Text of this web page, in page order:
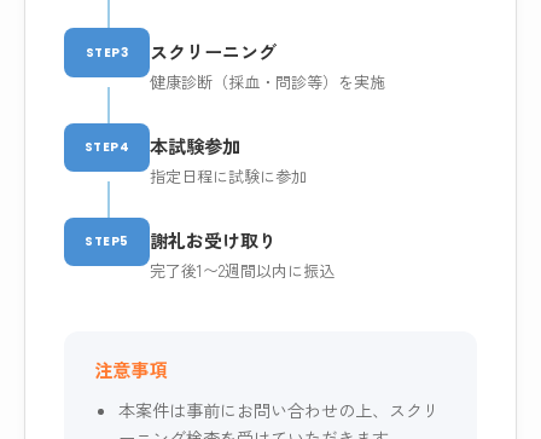
STEP3 スクリーニング
健康診断（採血・問診等）を実施
STEP4 本試験参加
指定日程に試験に参加
STEP5 謝礼お受け取り
完了後1〜2週間以内に振込
注意事項
本案件は事前にお問い合わせの上、スクリ